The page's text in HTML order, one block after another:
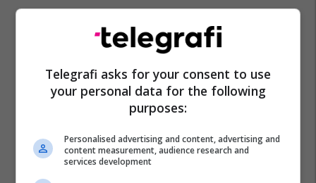
Telegrafi asks for your consent to use
your personal data for the following
purposes:
Personalised advertising and content, advertising and
content measurement, audience research and
services development